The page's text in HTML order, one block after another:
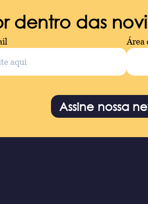
dentro das
Área
Assine nossa